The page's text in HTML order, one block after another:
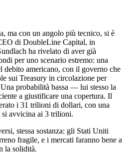
ma con un angolo più tecnico, si è
di DoubleLine Capital, in
ha rivelato di aver già
per uno scenario estremo: una
debito americano, con il governo che
sui Treasury in circolazione per
probabilità bassa — lui stesso la
a giustificare una copertura. Il
i 31 trilioni di dollari, con una
si avvicina ai 3 trilioni.
stessa sostanza: gli Stati Uniti
fragile, e i mercati faranno bene a
la solidità.